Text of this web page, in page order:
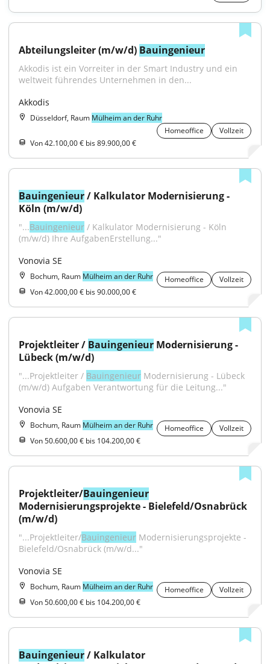
Abteilungsleiter (m/w/d) Bauingenieur
Akkodis ist ein Vorreiter in der Smart Industry und ein
weltweit führendes Unternehmen in den...
Akkodis
Düsseldorf, Raum Mülheim an der Ruhr
Homeoffice
Vollzeit
Von 42.100,00 € bis 89.900,00 €
Bauingenieur / Kalkulator Modernisierung -
Köln (m/w/d)
"...Bauingenieur / Kalkulator Modernisierung - Köln
(m/w/d) Ihre AufgabenErstellung..."
Vonovia SE
Bochum, Raum Mülheim an der Ruhr Homeoffice
Vollzeit
Von 42.000,00 € bis 90.000,00 €
Projektleiter / Bauingenieur Modernisierung -
Lübeck (m/w/d)
"...Projektleiter / Bauingenieur Modernisierung - Lübeck
(m/w/d) Aufgaben Verantwortung für die Leitung..."
Vonovia SE
Bochum, Raum Mülheim an der Ruhr Homeoffice
Vollzeit
Von 50.600,00 € bis 104.200,00 €
Projektleiter/Bauingenieur
Modernisierungsprojekte - Bielefeld/Osnabrück
(m/w/d)
"...Projektleiter/Bauingenieur Modernisierungsprojekte -
Bielefeld/Osnabrück (m/w/d..."
Vonovia SE
Bochum, Raum Mülheim an der Ruhr Homeoffice
Vollzeit
Von 50.600,00 € bis 104.200,00 €
Bauingenieur / Kalkulator